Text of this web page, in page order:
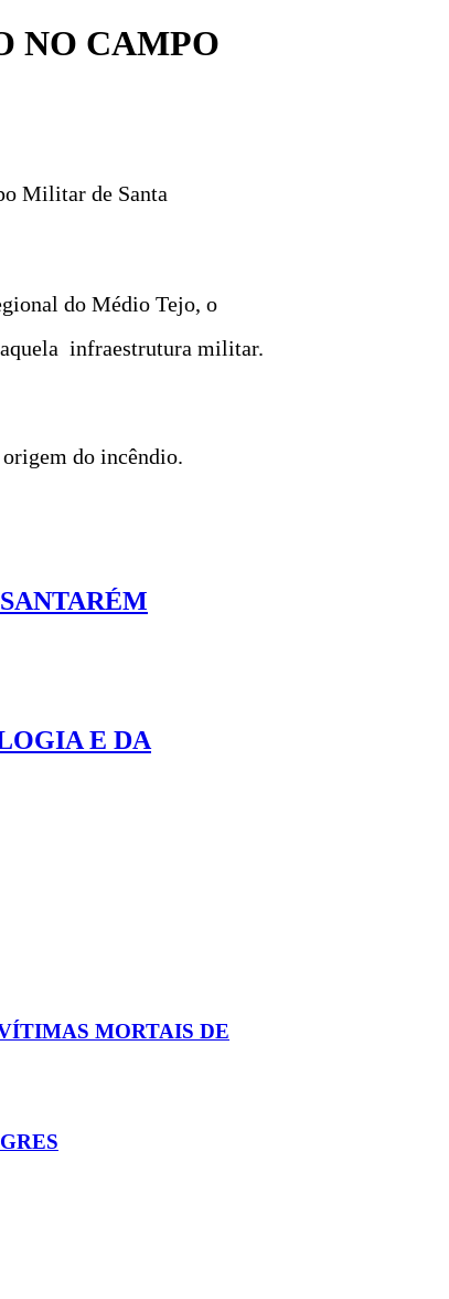
NO CAMPO
Militar de Santa
do Médio Tejo, o
aquela infraestrutura militar.
origem do incêndio.
E DA
MORTAIS DE